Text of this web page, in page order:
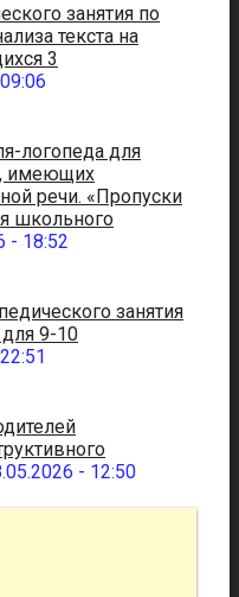
занятия по
текста на
3
логопеда для
имеющих
речи. «Пропуски
школьного
- 18:52
занятия
9-10
- 12:50